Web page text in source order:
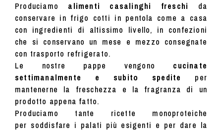
Produciamo alimenti casalinghi freschi
da
conservare in frigo cotti in pentola come a casa
con ingredienti di altissimo livello, in confezioni
che si conservano un mese e mezzo consegnate
con trasporto refrigerato.
Le nostre pappe vengono cucinate
settimanalmente e subito spedite
per
mantenerne la freschezza e la fragranza di un
prodotto appena fatto.
Produciamo tante ricette monoproteiche
per soddisfare i palati più esigenti e per dare la